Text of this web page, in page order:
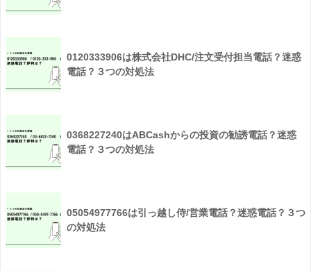
0120333906は株式会社DHC/注文受付担当電話？迷惑
電話？３つの対処法
0368227240はABCashからの投資の勧誘電話？迷惑
電話？３つの対処法
05054977766は引っ越し侍/営業電話？迷惑電話？３つ
の対処法